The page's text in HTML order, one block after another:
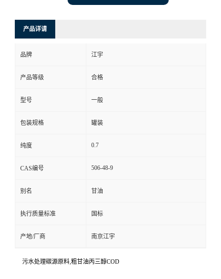
产品详请
品牌 江宇
产品等级 合格
型号 一般
包装规格 罐装
纯度 0.7
CAS编号 506-48-9
别名 甘油
执行质量标准 国标
产地/厂商 南京江宇
污水处理碳源原料,粗甘油丙三醇COD